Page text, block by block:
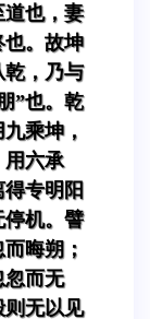
道也，妻
也。故坤
乾，乃与
”也。乾
乘坤，
用六承
得专明阳
停机。譬
晦朔；
忽而无
则无以见